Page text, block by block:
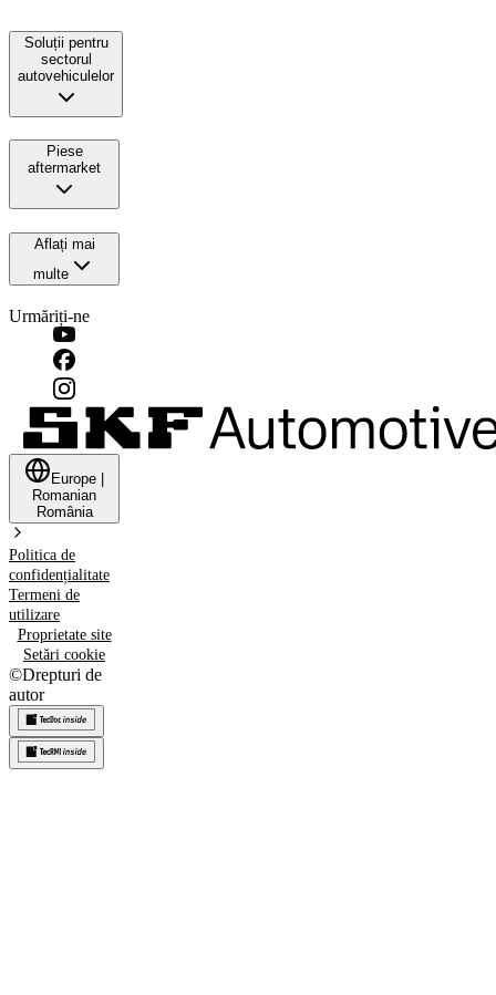
Soluții pentru
sectorul
autovehiculelor
Piese
aftermarket
Aflați mai
multe
Urmăriți-ne
Europe
Romanian
România
Politica de
confidențialitate
Termeni de
utilizare
Proprietate site
Setări cookie
©Drepturi de
autor